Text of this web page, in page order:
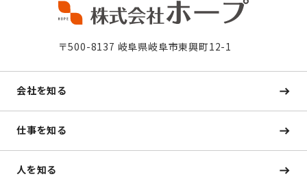
〒500-8137 岐阜県岐阜市東興町12-1
会社を知る
仕事を知る
人を知る